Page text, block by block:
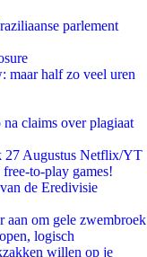
parlement
maar half zo veel uren
claims over plagiaat
Augustus Netflix/YT
to-play games!
de Eredivisie
aan om gele zwembroek
logisch
willen op je